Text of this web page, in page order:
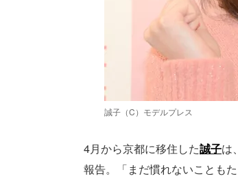
誠子（C）モデルプレス
4月から京都に移住した誠子は
報告。「まだ慣れないことも